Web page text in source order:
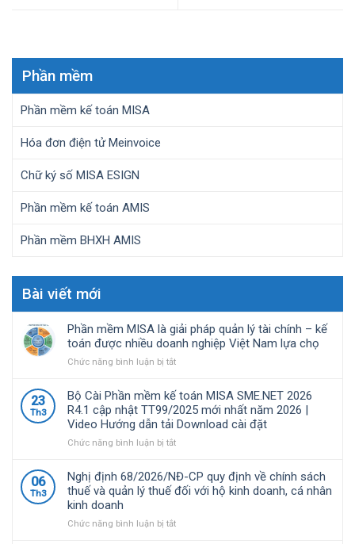
Phần mềm
Phần mềm kế toán MISA
Hóa đơn điện tử Meinvoice
Chữ ký số MISA ESIGN
Phần mềm kế toán AMIS
Phần mềm BHXH AMIS
Bài viết mới
Phần mềm MISA là giải pháp quản lý tài chính – kế
toán được nhiều doanh nghiệp Việt Nam lựa chọ
Chức năng bình luận bị tắtở
mềm
MISA
là
giải
pháp
tài
chính
kế
23
Th3
Bộ Cài Phần mềm kế toán MISA SME.NET 2026
R4.1 cập nhật TT99/2025 mới nhất năm 2026 |
Video Hướng dẫn tải Download cài đặt
Chức năng bình luận bị tắtở
Phần
mềm
toán
06
Th3
Nghị định 68/2026/NĐ-CP quy định về chính sách
thuế và quản lý thuế đối với hộ kinh doanh, cá nhân
kinh doanh
Chức năng bình luận bị tắtở